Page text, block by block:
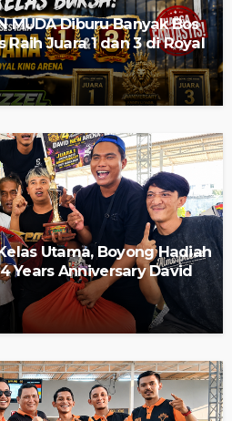
MUDA Diburu Banyak Bos
Raih Juara 1 dan 3 di Royal
Utama, Boyong Hadiah
Years Anniversary David